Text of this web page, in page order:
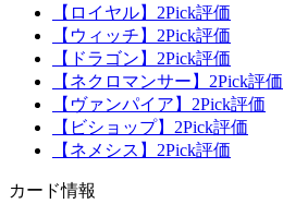
【ロイヤル】2Pick評価
【ウィッチ】2Pick評価
【ドラゴン】2Pick評価
【ネクロマンサー】2Pick評価
【ヴァンパイア】2Pick評価
【ビショップ】2Pick評価
【ネメシス】2Pick評価
カード情報